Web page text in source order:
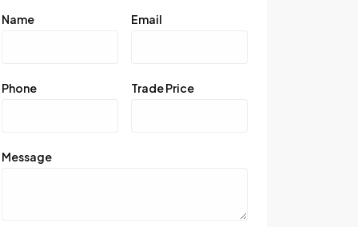
Name Email
Phone Trade Price
Message